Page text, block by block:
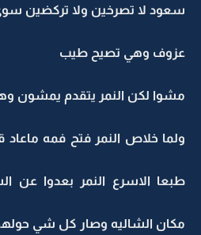
سعود لا تصرخين ولا تركضين
عزوف وهي تصيح طيب
مشوا لكن النمر يتقدم يمشون
ولما خلاص النمر فتح فمه
طبعا الاسرع النمر بعدوا عن
مكان الشاليه وصار كل شي